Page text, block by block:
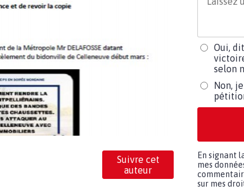
Suivre cet
auteur
Oui,
selon
Non,
En signant
mes
sur mes